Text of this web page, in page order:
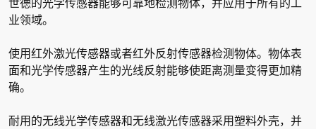
世德的光学传感器能够可靠地检测物体，并应用于所有的工
业领域。
使用红外激光传感器或者红外反射传感器检测物体。物体表
面和光学传感器产生的光线反射能够使距离测量变得更加精
确。
耐用的无线光学传感器和无线激光传感器采用塑料外壳，并